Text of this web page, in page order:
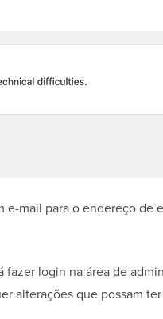
e-mail para o endereço
login na área de
alterações que possam